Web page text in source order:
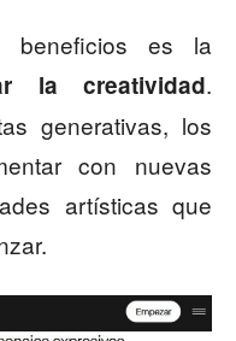
beneficios es la
la creatividad.
generativas, los
con nuevas
artísticas que